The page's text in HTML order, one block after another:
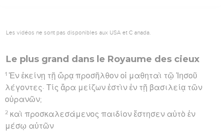
Les vidéos ne sont pas disponibles aux USA et C anada.
Le plus grand dans le Royaume des cieux
1 Ἐν ἐκείνῃ τῇ ὥρᾳ προσῆλθον οἱ μαθηταὶ τῷ Ἰησοῦ
λέγοντες· Τίς ἄρα μείζων ἐστὶν ἐν τῇ βασιλείᾳ τῶν
οὐρανῶν;
2 καὶ προσκαλεσάμενος παιδίον ἔστησεν αὐτὸ ἐν
μέσῳ αὐτῶν